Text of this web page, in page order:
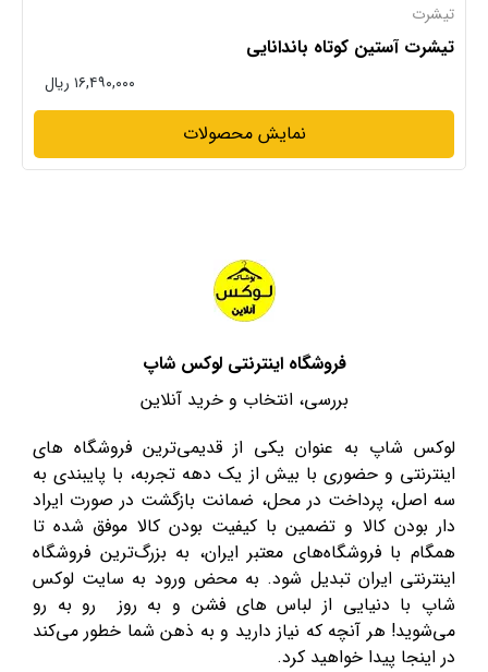
تیشرت
تیشرت آستین کوتاه باندانایی
۱۶,۴۹۰,۰۰۰ ریال
نمایش محصولات
فروشگاه اینترنتی لوکس شاپ
بررسی، انتخاب و خرید آنلاین
لوکس شاپ به عنوان یکی از قدیمی‌ترین فروشگاه های
اینترنتی و حضوری با بیش از یک دهه تجربه، با پایبندی به
سه اصل، پرداخت در محل، ضمانت بازگشت در صورت ایراد
دار بودن کالا و تضمین با کیفیت بودن کالا موفق شده تا
همگام با فروشگاه‌های معتبر ایران، به بزرگ‌ترین فروشگاه
اینترنتی ایران تبدیل شود. به محض ورود به سایت لوکس
شاپ با دنیایی از لباس های فشن و به روز رو به رو
می‌شوید! هر آنچه که نیاز دارید و به ذهن شما خطور می‌کند
در اینجا پیدا خواهید کرد.